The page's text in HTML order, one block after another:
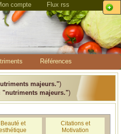
compte Flux rss
Références
majeurs.")
"nutriments majeurs.")
Beauté et
Citations et
Motivation